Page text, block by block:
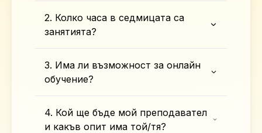
2. Колко часа в седмицата са
занятията?
3. Има ли възможност за онлайн
обучение?
4. Кой ще бъде мой преподавател
и какъв опит има той/тя?